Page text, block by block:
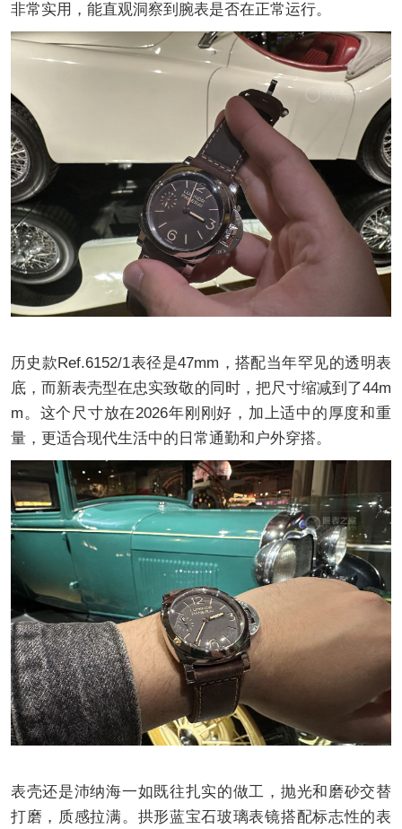
非常实用，能直观洞察到腕表是否在正常运行。
历史款Ref.6152/1表径是47mm，搭配当年罕见的透明表
底，而新表壳型在忠实致敬的同时，把尺寸缩减到了44m
m。这个尺寸放在2026年刚刚好，加上适中的厚度和重
量，更适合现代生活中的日常通勤和户外穿搭。
表壳还是沛纳海一如既往扎实的做工，抛光和磨砂交替
打磨，质感拉满。拱形蓝宝石玻璃表镜搭配标志性的表